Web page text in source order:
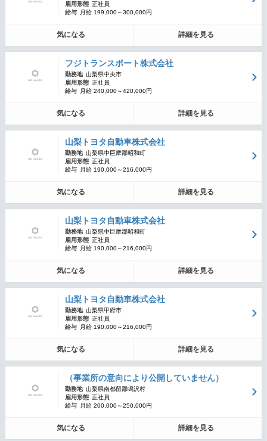
雇用形態 正社員
給与
月給 199,000～300,000円
気になる 詳細を見る
フジトランスポート株式会社
勤務地 山梨県中央市
雇用形態 正社員
給与
月給 240,000～420,000円
気になる 詳細を見る
山梨トヨタ自動車株式会社
勤務地 山梨県中巨摩郡昭和町
雇用形態 正社員
給与
月給 190,000～216,000円
気になる 詳細を見る
山梨トヨタ自動車株式会社
勤務地 山梨県中巨摩郡昭和町
雇用形態 正社員
給与
月給 190,000～216,000円
気になる 詳細を見る
山梨トヨタ自動車株式会社
勤務地 山梨県甲府市
雇用形態 正社員
給与
月給 190,000～216,000円
気になる 詳細を見る
（事業所の意向により公開していません）
勤務地 山梨県南都留郡鳴沢村
雇用形態 正社員
給与
月給 200,000～250,000円
気になる 詳細を見る